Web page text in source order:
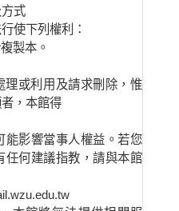
式
使下列權利：
製本。
理或利用及請求刪除，惟
，本館得
能影響當事人權益。若您
任何建議指教，請與本館